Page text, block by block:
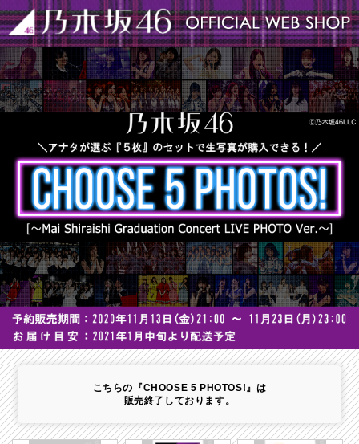
こちらの『CHOOSE 5 PHOTOS!』は
販売終了しております。